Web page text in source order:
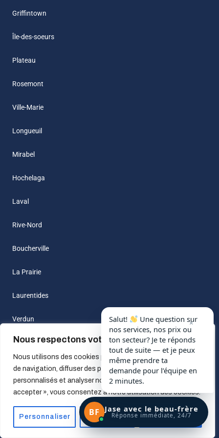
Nous respectons votre vie privée.
Nous utilisons des cookies pour améliorer votre expérience
de navigation, diffuser des publicités ou des contenus
personnalisés et analyser notre trafic. En cliquant sur « Tout
accepter », vous consentez à notre utilisation des cookies.
Personnaliser Tout rejeter Accepter tout
Griffintown
Île-des-soeurs
Plateau
Rosemont
Ville-Marie
Longueuil
Mirabel
Hochelaga
Laval
Rive-Nord
Boucherville
La Prairie
Laurentides
Verdun
Ahuntsic
Ville Saint-Laurent
Terrebonne
West-island BF Jase avec le beau-frère
Réponse immédiate, 24/7
×
Salut!
Une question sur
nos services, nos prix ou
ton secteur? Je te réponds
tout de suite — et je peux
même prendre ta
demande pour l’équipe en
2 minutes.